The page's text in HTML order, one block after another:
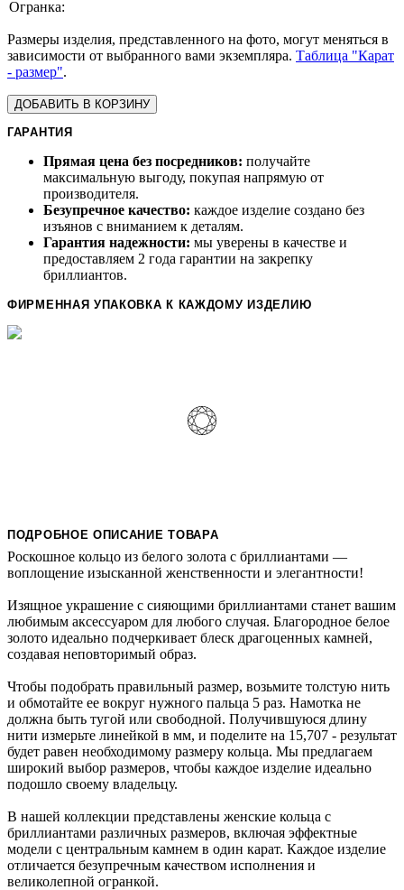
Размеры изделия, представленного на фото, могут меняться в
зависимости от выбранного вами экземпляра. Таблица "Карат
- размер".
ДОБАВИТЬ В КОРЗИНУ
ГАРАНТИЯ
Прямая цена без посредников: получайте
максимальную выгоду, покупая напрямую от
производителя.
Безупречное качество: каждое изделие создано без
изъянов с вниманием к деталям.
Гарантия надежности: мы уверены в качестве и
предоставляем 2 года гарантии на закрепку
бриллиантов.
ФИРМЕННАЯ УПАКОВКА К КАЖДОМУ ИЗДЕЛИЮ
ПОДРОБНОЕ ОПИСАНИЕ ТОВАРА
Роскошное кольцо из белого золота с бриллиантами —
воплощение изысканной женственности и элегантности!
Изящное украшение с сияющими бриллиантами станет вашим
любимым аксессуаром для любого случая. Благородное белое
золото идеально подчеркивает блеск драгоценных камней,
создавая неповторимый образ.
Чтобы подобрать правильный размер, возьмите толстую нить
и обмотайте ее вокруг нужного пальца 5 раз. Намотка не
должна быть тугой или свободной. Получившуюся длину
нити измерьте линейкой в мм, и поделите на 15,707 - результат
будет равен необходимому размеру кольца. Мы предлагаем
широкий выбор размеров, чтобы каждое изделие идеально
подошло своему владельцу.
В нашей коллекции представлены женские кольца с
бриллиантами различных размеров, включая эффектные
модели с центральным камнем в один карат. Каждое изделие
отличается безупречным качеством исполнения и
великолепной огранкой.